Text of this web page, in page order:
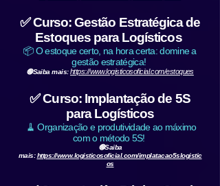
✅ Curso: Gestão Estratégica de
Estoques para Logísticos
📦 O estoque certo, na hora certa: domine a
gestão estratégica!
🟢Saiba mais:https://www.logisticosoficial.com/estoques
✅ Curso: Implantação de 5S
para Logísticos
🧹 Organização e produtividade ao máximo
com o método 5S!
🟢Saiba
mais:https://www.logisticosoficial.com/implatacao5slogistic
os